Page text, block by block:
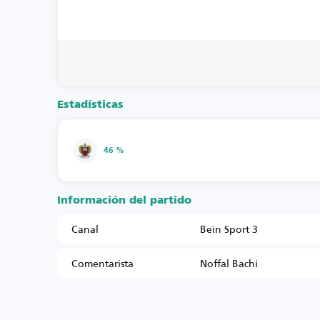
Estadísticas
46 %
Información del partido
Canal
Bein Sport 3
Comentarista
Noffal Bachi